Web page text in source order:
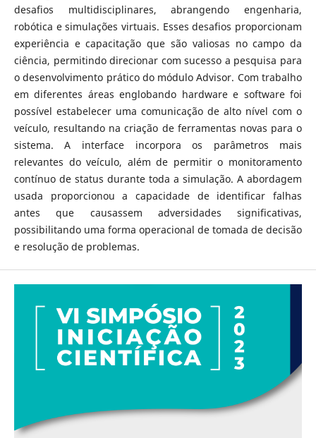
desafios multidisciplinares, abrangendo engenharia,
robótica e simulações virtuais. Esses desafios proporcionam
experiência e capacitação que são valiosas no campo da
ciência, permitindo direcionar com sucesso a pesquisa para
o desenvolvimento prático do módulo Advisor. Com trabalho
em diferentes áreas englobando hardware e software foi
possível estabelecer uma comunicação de alto nível com o
veículo, resultando na criação de ferramentas novas para o
sistema. A interface incorpora os parâmetros mais
relevantes do veículo, além de permitir o monitoramento
contínuo de status durante toda a simulação. A abordagem
usada proporcionou a capacidade de identificar falhas
antes que causassem adversidades significativas,
possibilitando uma forma operacional de tomada de decisão
e resolução de problemas.